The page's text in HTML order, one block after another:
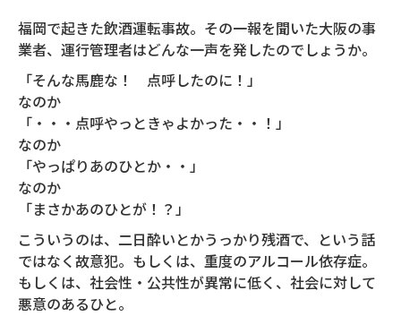
福岡で起きた飲酒運転事故。その一報を聞いた大阪の事
業者、運行管理者はどんな一声を発したのでしょうか。
「そんな馬鹿な！ 点呼したのに！」
なのか
「・・・点呼やっときゃよかった・・！」
なのか
「やっぱりあのひとか・・」
なのか
「まさかあのひとが！？」
こういうのは、二日酔いとかうっかり残酒で、という話
ではなく故意犯。もしくは、重度のアルコール依存症。
もしくは、社会性・公共性が異常に低く、社会に対して
悪意のあるひと。